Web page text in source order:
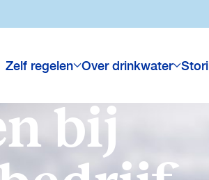
Zelf regelen Over drinkwater
bij